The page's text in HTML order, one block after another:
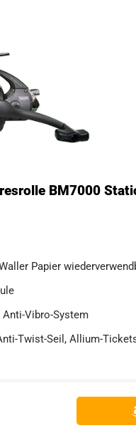
BM7000
Papier
Anti-Vibro-System
Twist-Seil, Allium-